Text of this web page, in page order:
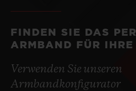
FINDEN SIE DAS
ARMBAND FÜR IHRE
Verwenden Sie unseren
Armbandkonfigurator